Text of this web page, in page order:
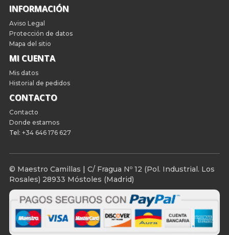
INFORMACIÓN
Aviso Legal
Protección de datos
Mapa del sitio
MI CUENTA
Mis datos
Historial de pedidos
CONTACTO
Contacto
Donde estamos
Tel: +34 646 176 627
© Maestro Camillas
C/ Fragua Nº 12 (Pol. Industrial. Los
Rosales) 28933 Móstoles (Madrid)